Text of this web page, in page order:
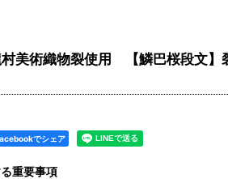
龍村美術織物裂使用 【鱗巴
でシェア
重要事項